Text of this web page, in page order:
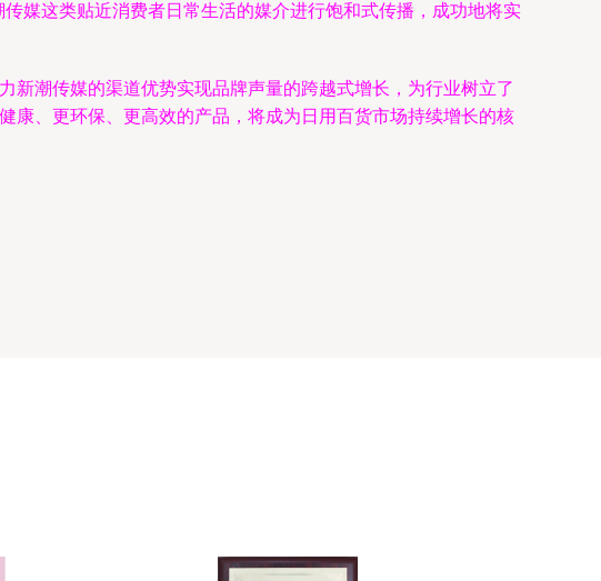
媒这类贴近消费者日常生活的媒介进行饱和式传播，成功地将实
新潮传媒的渠道优势实现品牌声量的跨越式增长，为行业树立了
康、更环保、更高效的产品，将成为日用百货市场持续增长的核